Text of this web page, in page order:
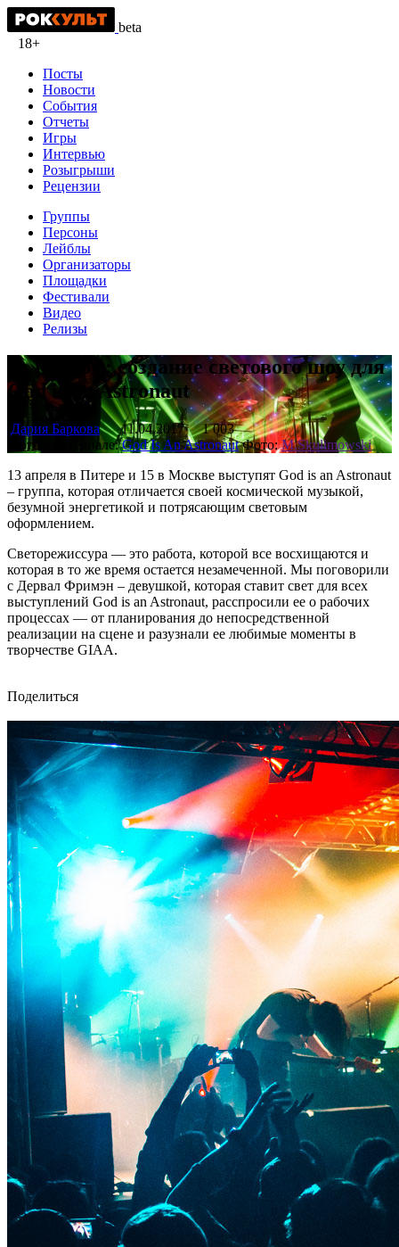
beta
18+
Посты
Новости
События
Отчеты
Игры
Интервью
Розыгрыши
Рецензии
Группы
Персоны
Лейблы
Организаторы
Площадки
Фестивали
Видео
Релизы
За кадром: создание светового шоу для
God is an Astronaut
Дария Баркова 11.04.2017
1 003
В этом материале:God Is An Astronaut Фото:M.Skulimowski
13 апреля в Питере и 15 в Москве выступят God is an Astronaut
– группа, которая отличается своей космической музыкой,
безумной энергетикой и потрясающим световым
оформлением.
Светорежиссура — это работа, которой все восхищаются и
которая в то же время остается незамеченной. Мы поговорили
с Дервал Фримэн – девушкой, которая ставит свет для всех
выступлений God is an Astronaut, расспросили ее о рабочих
процессах — от планирования до непосредственной
реализации на сцене и разузнали ее любимые моменты в
творчестве GIAA.
Поделиться